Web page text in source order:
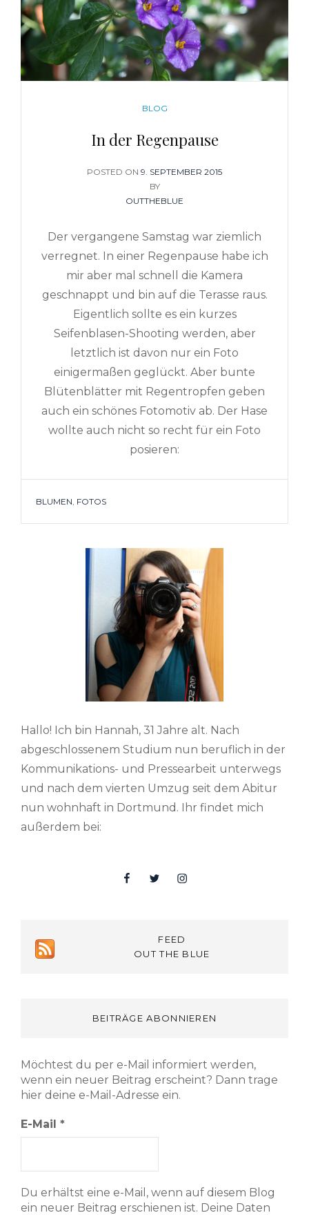
CATEGORIES
BLOG
In der Regenpause
POSTED ON POSTED
ON
9. SEPTEMBER 2015
BY
OUTTHEBLUE
Der vergangene Samstag war ziemlich
verregnet. In einer Regenpause habe ich
mir aber mal schnell die Kamera
geschnappt und bin auf die Terasse raus.
Eigentlich sollte es ein kurzes
Seifenblasen-Shooting werden, aber
letztlich ist davon nur ein Foto
einigermaßen geglückt. Aber bunte
Blütenblätter mit Regentropfen geben
auch ein schönes Fotomotiv ab. Der Hase
wollte auch nicht so recht für ein Foto
posieren:
TAGS
BLUMEN, FOTOS
Hallo! Ich bin Hannah, 31 Jahre alt. Nach
abgeschlossenem Studium nun beruflich in der
Kommunikations- und Pressearbeit unterwegs
und nach dem vierten Umzug seit dem Abitur
nun wohnhaft in Dortmund. Ihr findet mich
außerdem bei:
FacebookTwitterInsta
FEED
OUT THE BLUE
BEITRÄGE ABONNIEREN
Möchtest du per e-Mail informiert werden,
wenn ein neuer Beitrag erscheint? Dann trage
hier deine e-Mail-Adresse ein.
E-Mail *
Du erhältst eine e-Mail, wenn auf diesem Blog
ein neuer Beitrag erschienen ist. Deine Daten